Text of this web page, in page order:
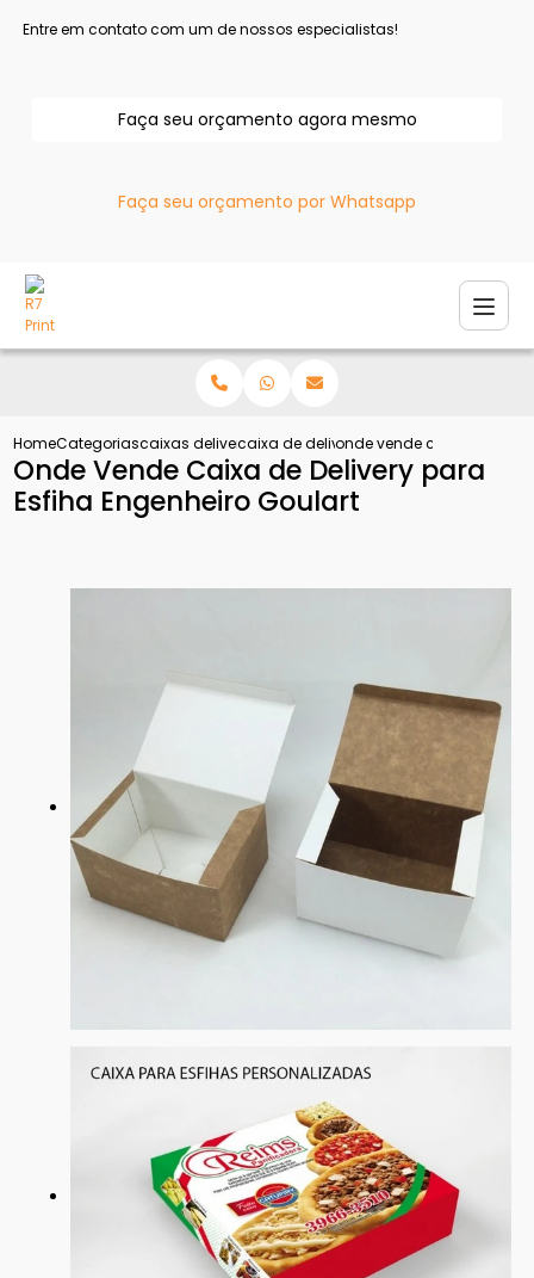
Entre em contato com um de nossos especialistas!
Faça seu orçamento agora mesmo
Faça seu orçamento por Whatsapp
HomeCategoriascaixas deliverycaixa de delivery para esfiha
onde vende caixa de
Onde Vende Caixa de Delivery para
Esfiha Engenheiro Goulart